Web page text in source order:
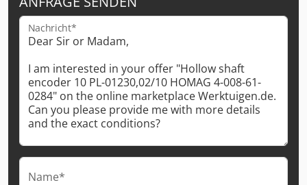
Nachricht*
Name*